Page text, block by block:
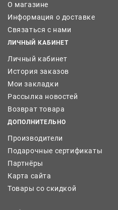
О магазине
Информация о доставке
Связаться с нами
ЛИЧНЫЙ КАБИНЕТ
Личный кабинет
История заказов
Мои закладки
Рассылка новостей
Возврат товара
ДОПОЛНИТЕЛЬНО
Производители
Подарочные сертификаты
Партнёры
Карта сайта
Товары со скидкой